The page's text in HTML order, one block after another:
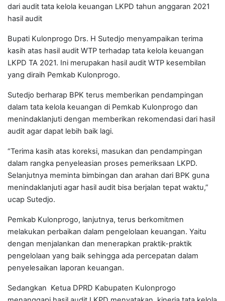
dari audit tata kelola keuangan LKPD tahun anggaran 2021
hasil audit
Bupati Kulonprogo Drs. H Sutedjo menyampaikan terima
kasih atas hasil audit WTP terhadap tata kelola keuangan
LKPD TA 2021. Ini merupakan hasil audit WTP kesembilan
yang diraih Pemkab Kulonprogo.
Sutedjo berharap BPK terus memberikan pendampingan
dalam tata kelola keuangan di Pemkab Kulonprogo dan
menindaklanjuti dengan memberikan rekomendasi dari hasil
audit agar dapat lebih baik lagi.
“Terima kasih atas koreksi, masukan dan pendampingan
dalam rangka penyeleasian proses pemeriksaan LKPD.
Selanjutnya meminta bimbingan dan arahan dari BPK guna
menindaklanjuti agar hasil audit bisa berjalan tepat waktu,”
ucap Sutedjo.
Pemkab Kulonprogo, lanjutnya, terus berkomitmen
melakukan perbaikan dalam pengelolaan keuangan. Yaitu
dengan menjalankan dan menerapkan praktik-praktik
pengelolaan yang baik sehingga ada percepatan dalam
penyelesaikan laporan keuangan.
Sedangkan Ketua DPRD Kabupaten Kulonprogo